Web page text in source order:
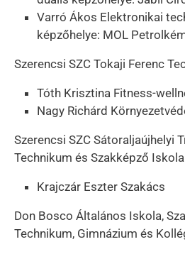
Varró Ákos Elektronikai
képzőhelye: MOL
Szerencsi SZC Tokaji Ferenc
Tóth Krisztina Fitness-
Nagy Richárd
Szerencsi SZC Sátoraljaújhelyi
Technikum és Szakképző
Krajczár Eszter Szakács
Don Bosco Általános Iskola,
Technikum, Gimnázium és